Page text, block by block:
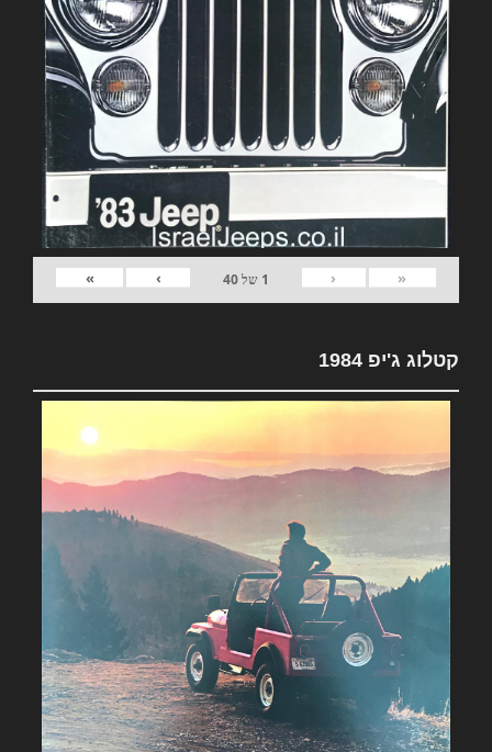
«
‹
1 של40
›
»
קטלוג ג'יפ 1984